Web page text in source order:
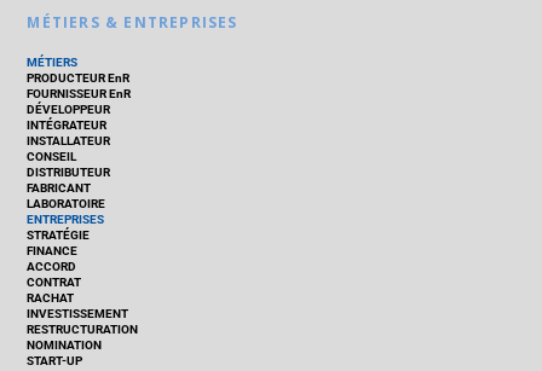
MÉTIERS & ENTREPRISES
MÉTIERS
PRODUCTEUR EnR
FOURNISSEUR EnR
DÉVELOPPEUR
INTÉGRATEUR
INSTALLATEUR
CONSEIL
DISTRIBUTEUR
FABRICANT
LABORATOIRE
ENTREPRISES
STRATÉGIE
FINANCE
ACCORD
CONTRAT
RACHAT
INVESTISSEMENT
RESTRUCTURATION
NOMINATION
START-UP